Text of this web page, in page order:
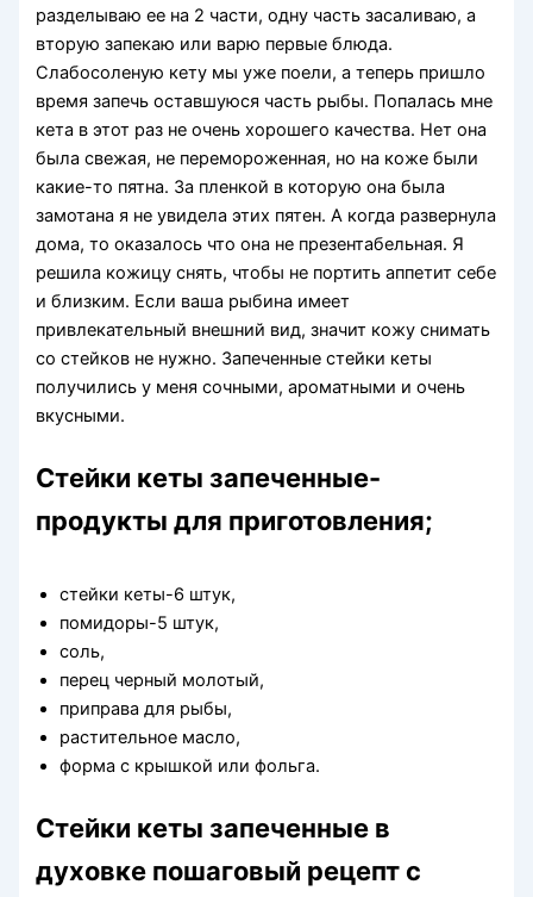
разделываю ее на 2 части, одну часть засаливаю, а
вторую запекаю или варю первые блюда.
Слабосоленую кету мы уже поели, а теперь пришло
время запечь оставшуюся часть рыбы. Попалась мне
кета в этот раз не очень хорошего качества. Нет она
была свежая, не перемороженная, но на коже были
какие-то пятна. За пленкой в которую она была
замотана я не увидела этих пятен. А когда развернула
дома, то оказалось что она не презентабельная. Я
решила кожицу снять, чтобы не портить аппетит себе
и близким. Если ваша рыбина имеет
привлекательный внешний вид, значит кожу снимать
со стейков не нужно. Запеченные стейки кеты
получились у меня сочными, ароматными и очень
вкусными.
Стейки кеты запеченные-
продукты для приготовления;
стейки кеты-6 штук,
помидоры-5 штук,
соль,
перец черный молотый,
приправа для рыбы,
растительное масло,
форма с крышкой или фольга.
Стейки кеты запеченные в
духовке пошаговый рецепт с